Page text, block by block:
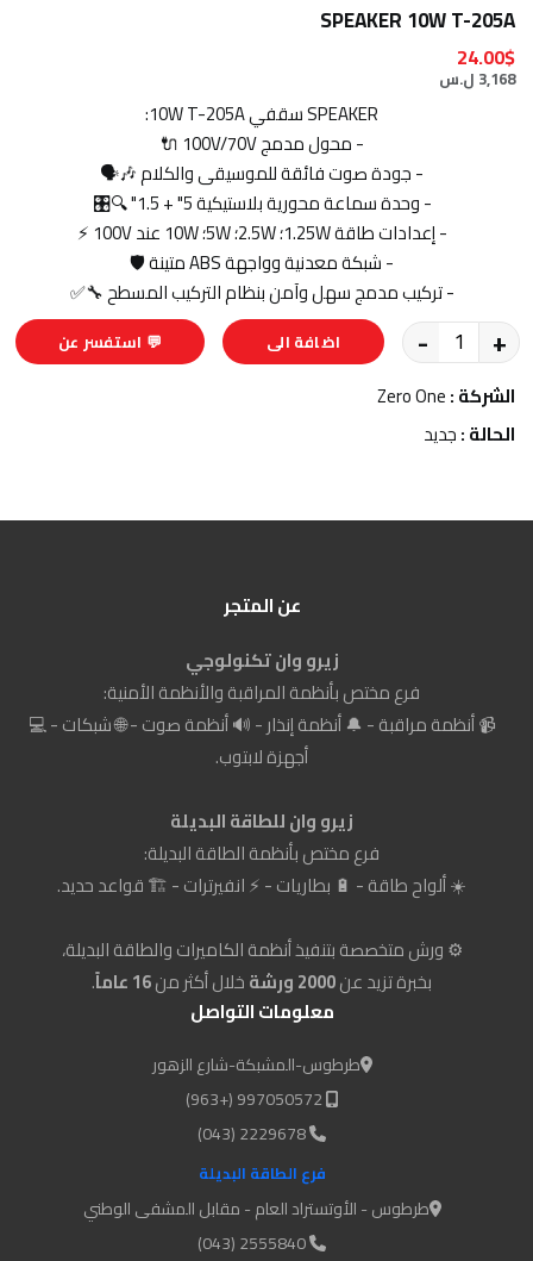
SPEAKER 10W T-205A
24.00$
3,168 ل.س
SPEAKER سقفي 10W T-205A:
- محول مدمج 100V/70V 🔌
- جودة صوت فائقة للموسيقى والكلام 🎶🗣️
- وحدة سماعة محورية بلاستيكية 5" + 1.5" 🔍🎛️
- إعدادات طاقة 1.25W؛ 2.5W؛ 5W؛ 10W عند 100V ⚡️
- شبكة معدنية وواجهة ABS متينة 🛡️
- تركيب مدمج سهل وآمن بنظام التركيب المسطح 🔧✅
- +
اضافة الى
💬 استفسر عن
الشركة :Zero One
الحالة :جديد
عن المتجر
زيرو وان تكنولوجي
فرع مختص بأنظمة المراقبة والأنظمة الأمنية:
📹 أنظمة مراقبة - 🔔 أنظمة إنذار - 🔊 أنظمة صوت - 🌐 شبكات - 💻
أجهزة لابتوب.
زيرو وان للطاقة البديلة
فرع مختص بأنظمة الطاقة البديلة:
☀️ ألواح طاقة - 🔋 بطاريات - ⚡ انفيرترات - 🏗️ قواعد حديد.
⚙️ ورش متخصصة بتنفيذ أنظمة الكاميرات والطاقة البديلة،
بخبرة تزيد عن2000 ورشة خلال أكثر من16 عاماً
.
معلومات التواصل
طرطوس-المشبكة-شارع الزهور
2229678 (043)
فرع الطاقة البديلة
طرطوس - الأوتستراد العام - مقابل المشفى الوطني
2555840 (043)